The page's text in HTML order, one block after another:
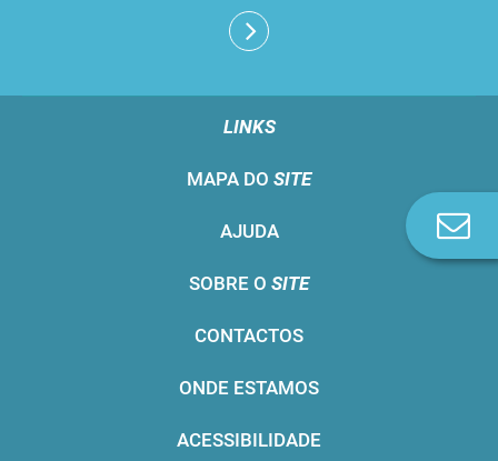
LINKS
MAPA DO SITE
AJUDA
SOBRE O SITE
CONTACTOS
ONDE ESTAMOS
ACESSIBILIDADE